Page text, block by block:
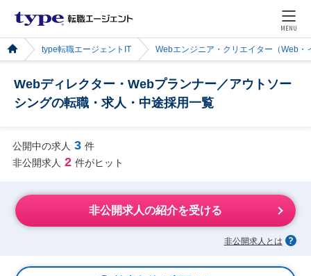
MENU
type転職エージェントIT Webエンジニア・クリエイター（Web・
Webディレクター・Webプランナー／アウトソー
シングの転職・求人・中途採用一覧
公開中の求人 3 件
非公開求人 2 件がヒット
非公開求人の紹介を受ける
非公開求人とは